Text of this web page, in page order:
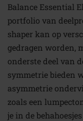
Balance Essential
portfolio van
shaper kan op
gedragen worden,
onderste deel van
symmetrie bieden
asymmetrie
zoals een
je in de